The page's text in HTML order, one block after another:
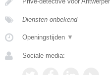
Diensten onbekend
Openingstijden ▼
Sociale media: